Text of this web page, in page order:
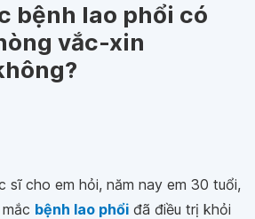
bệnh lao phổi có
vắc-xin
sĩ cho em hỏi, năm nay em 30 tuổi,
bệnh lao phổi đã điều trị khỏi